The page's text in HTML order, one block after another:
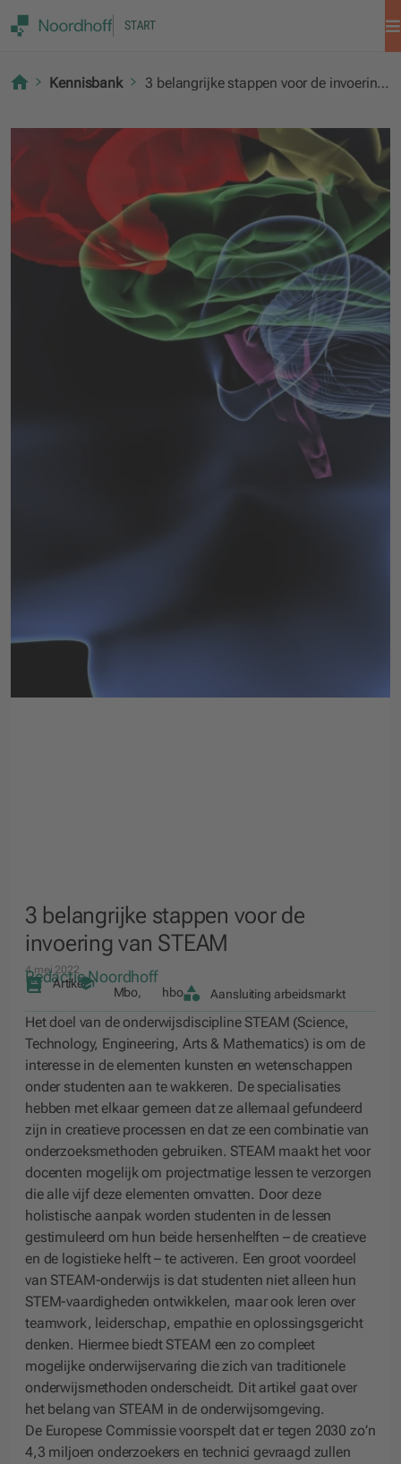
START
Kennisbank 3 belangrijke stappen voor de invoering van STEAM
3 belangrijke stappen voor de
invoering van STEAM
4 mei 2022
Redactie Noordhoff
Artikel
Mbo, hbo Aansluiting arbeidsmarkt
Het doel van de onderwijsdiscipline STEAM (Science,
Technology, Engineering, Arts & Mathematics) is om de
interesse in de elementen kunsten en wetenschappen
onder studenten aan te wakkeren. De specialisaties
hebben met elkaar gemeen dat ze allemaal gefundeerd
zijn in creatieve processen en dat ze een combinatie van
onderzoeksmethoden gebruiken. STEAM maakt het voor
docenten mogelijk om projectmatige lessen te verzorgen
die alle vijf deze elementen omvatten. Door deze
holistische aanpak worden studenten in de lessen
gestimuleerd om hun beide hersenhelften – de creatieve
en de logistieke helft – te activeren. Een groot voordeel
van STEAM-onderwijs is dat studenten niet alleen hun
STEM-vaardigheden ontwikkelen, maar ook leren over
teamwork, leiderschap, empathie en oplossingsgericht
denken. Hiermee biedt STEAM een zo compleet
mogelijke onderwijservaring die zich van traditionele
onderwijsmethoden onderscheidt. Dit artikel gaat over
het belang van STEAM in de onderwijsomgeving.
De Europese Commissie voorspelt dat er tegen 2030 zo’n
4,3 miljoen onderzoekers en technici gevraagd zullen